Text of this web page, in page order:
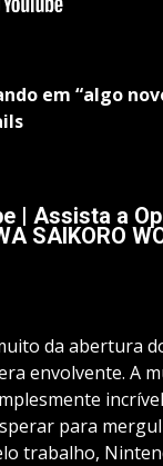
em “algo
| Assista a
SAIKORO
da abertura
envolvente. A
para
trabalho,